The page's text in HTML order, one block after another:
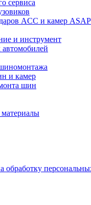
сервиса
ACC и камер ASAP
и инструмент
и камер
шин
обработку